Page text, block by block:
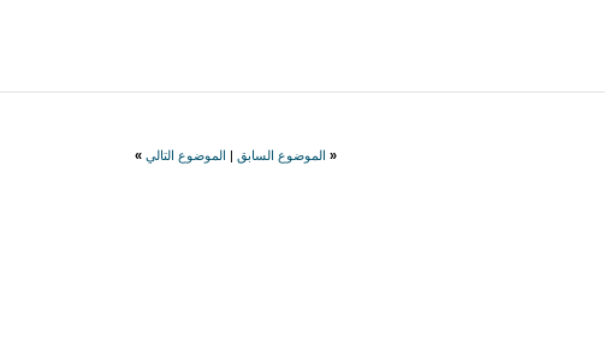
« الموضوع السابق الموضوع التالي »